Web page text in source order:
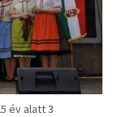
év alatt 3